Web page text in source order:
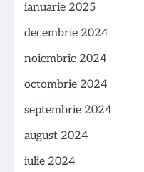
ianuarie 2025
decembrie 2024
noiembrie 2024
octombrie 2024
septembrie 2024
august 2024
iulie 2024